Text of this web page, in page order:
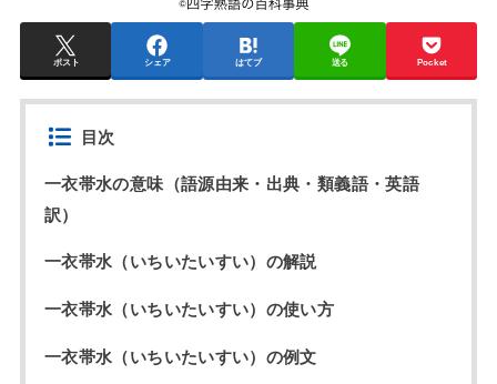
ポスト シェア はてブ 送る Pocket
目次
一衣帯水の意味（語源由来・出典・類義語・英語
訳）
一衣帯水（いちいたいすい）の解説
一衣帯水（いちいたいすい）の使い方
一衣帯水（いちいたいすい）の例文